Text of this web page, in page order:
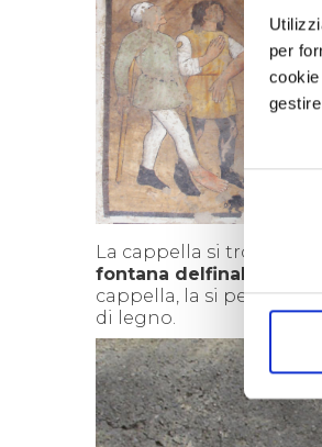
per
Selezione
del
La cappella si trova
fontana delfinale
cappella, la si percorre
di legno.